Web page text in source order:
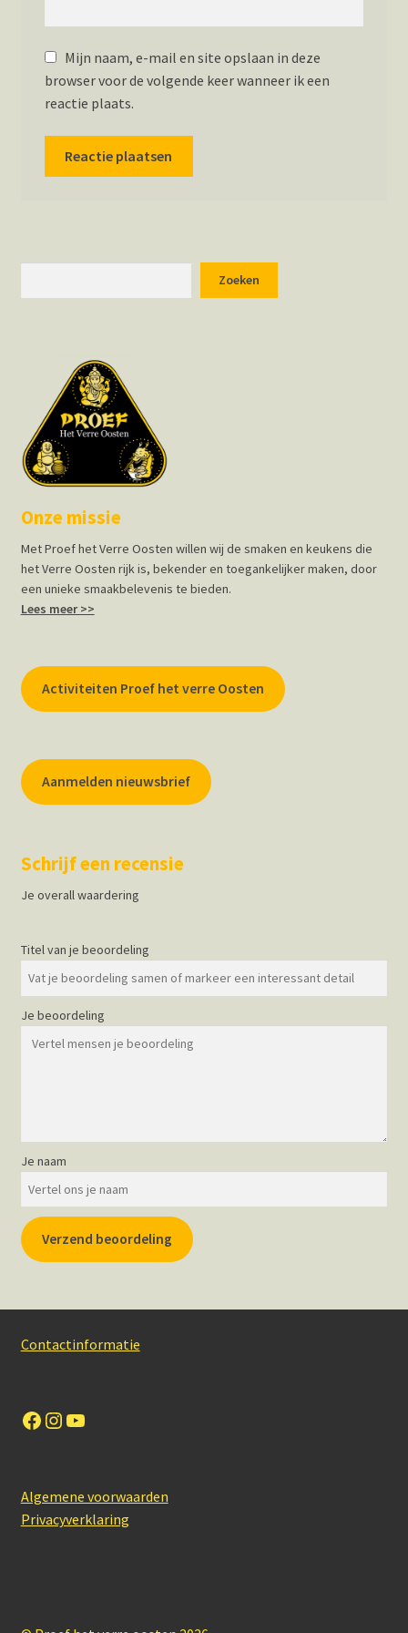
Mijn naam, e-mail en site opslaan in deze
browser voor de volgende keer wanneer ik een
reactie plaats.
Zoeken
Onze missie
Met Proef het Verre Oosten willen wij de smaken en keukens die
het Verre Oosten rijk is, bekender en toegankelijker maken, door
een unieke smaakbelevenis te bieden.
Lees meer >>
Activiteiten Proef het verre Oosten
Aanmelden nieuwsbrief
Schrijf een recensie
Je overall waardering
Titel van je beoordeling
Je beoordeling
Je naam
Verzend beoordeling
Contactinformatie
Facebook
Instagram
YouTube
Algemene voorwaarden
Privacyverklaring